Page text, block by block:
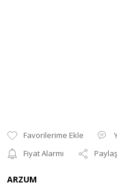
Fiyat Alarmı
Paylaş
ARZUM